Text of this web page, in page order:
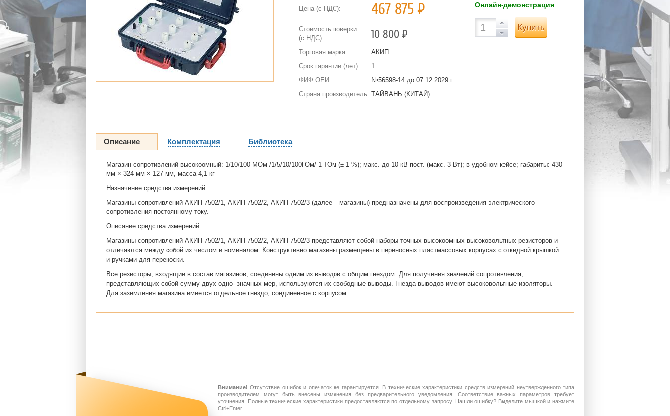
Цена (с НДС): 467 875 Р
Стоимость поверки
(с НДС):
10 800Р
Торговая марка:
АКИП
Срок гарантии (лет):
1
ФИФ ОЕИ:
№56598-14 до 07.12.2029 г.
Страна производитель: ТАЙВАНЬ (КИТАЙ)
Онлайн-демонстрация
Купить
Описание Комплектация Библиотека
Магазин сопротивлений высокоомный: 1/10/100 МОм /1/5/10/100ГОм/ 1 ТОм (± 1 %); макс. до 10 кВ пост. (макс. 3 Вт); в удобном кейсе; габариты: 430
мм × 324 мм × 127 мм, масса 4,1 кг
Назначение средства измерений:
Магазины сопротивлений АКИП-7502/1, АКИП-7502/2, АКИП-7502/3 (далее – магазины) предназначены для воспроизведения электрического
сопротивления постоянному току.
Описание средства измерений:
Магазины сопротивлений АКИП-7502/1, АКИП-7502/2, АКИП-7502/3 представляют собой наборы точных высокоомных высоковольтных резисторов и
отличаются между собой их числом и номиналом. Конструктивно магазины размещены в переносных пластмассовых корпусах с откидной крышкой
и ручками для переноски.
Все резисторы, входящие в состав магазинов, соединены одним из выводов с общим гнездом. Для получения значений сопротивления,
представляющих собой сумму двух одно- значных мер, используются их свободные выводы. Гнезда выводов имеют высоковольтные изоляторы.
Для заземления магазина имеется отдельное гнездо, соединенное с корпусом.
Внимание! Отсутствие ошибок и опечаток не гарантируется. В технические характеристики средств измерений неутвержденного типа
производителем могут быть внесены изменения без предварительного уведомления. Соответствие важных параметров требует
уточнения. Полные технические характеристики предоставляются по отдельному запросу. Нашли ошибку? Выделите мышкой и нажмите
Ctrl+Enter.